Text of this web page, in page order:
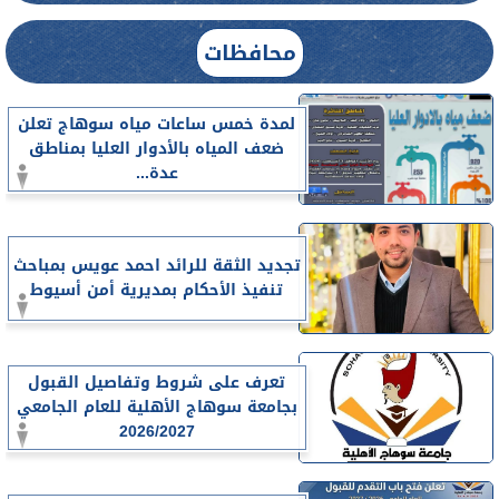
محافظات
لمدة خمس ساعات مياه سوهاج تعلن
ضعف المياه بالأدوار العليا بمناطق
عدة...
تجديد الثقة للرائد احمد عويس بمباحث
تنفيذ الأحكام بمديرية أمن أسيوط
تعرف على شروط وتفاصيل القبول
بجامعة سوهاج الأهلية للعام الجامعي
2026/2027